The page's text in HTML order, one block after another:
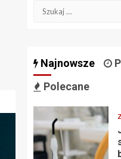
Szukaj:
Najnowsze
Polecane